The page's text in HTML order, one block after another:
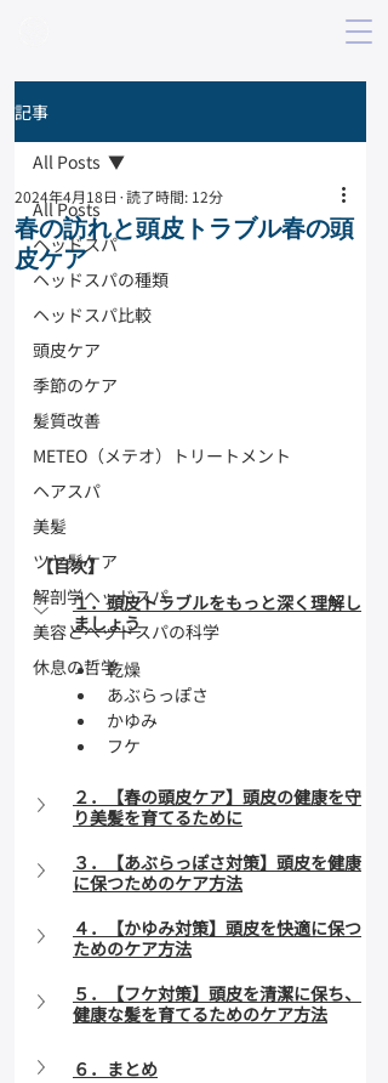
記事
All Posts
ヘッドスパ
ヘッドスパの種類
ヘッドスパ比較
頭皮ケア
季節のケア
髪質改善
METEO（メテオ）トリートメント
ヘアスパ
美髪
ツヤ髪ケア
解剖学ヘッドスパ
美容とヘッドスパの科学
休息の哲学
All Posts
春の訪れと頭皮トラブル春の頭
皮ケア
2024年4月18日 読了時間: 12分
【目次】
１．頭皮トラブルをもっと深く理解し
ましょう
乾燥
あぶらっぽさ
かゆみ
フケ
２．【春の頭皮ケア】頭皮の健康を守
り美髪を育てるために
３．【あぶらっぽさ対策】頭皮を健康
に保つためのケア方法
４．【かゆみ対策】頭皮を快適に保つ
ためのケア方法
５．【フケ対策】頭皮を清潔に保ち、
健康な髪を育てるためのケア方法
６．まとめ